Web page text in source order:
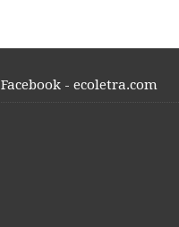
Facebook - ecoletra.com